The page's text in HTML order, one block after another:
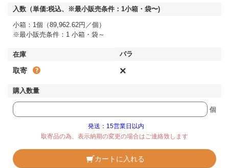
小箱：1個（89,962.62円／個）
※最小販売条件：1 小箱・袋～
取寄 ×
個
発送：15営業日以内
取寄品の為、表示納期の変更の場合はご連絡致します
カートに入れる